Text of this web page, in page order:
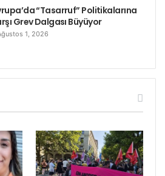
“Tasarruf” Politikalarına
Grev Dalgası Büyüyor
1, 2026